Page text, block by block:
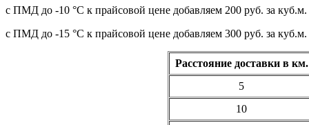
с ПМД до -10 °C к прайсовой цене добавляем 200 руб. за куб.м.
с ПМД до -15 °C к прайсовой цене добавляем 300 руб. за куб.м.
Расстояние доставки в км.
5
10